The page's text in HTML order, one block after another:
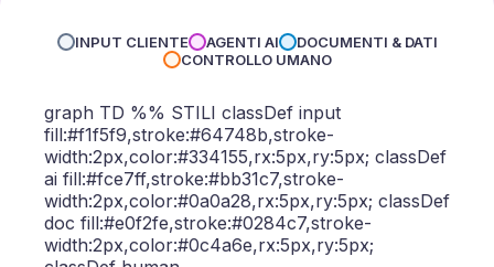
INPUT CLIENTE AGENTI AI
DOCUMENTI & DATI
CONTROLLO UMANO
graph TD %% STILI classDef input
fill:#f1f5f9,stroke:#64748b,stroke-
width:2px,color:#334155,rx:5px,ry:5px; classDef
ai fill:#fce7ff,stroke:#bb31c7,stroke-
width:2px,color:#0a0a28,rx:5px,ry:5px; classDef
doc fill:#e0f2fe,stroke:#0284c7,stroke-
width:2px,color:#0c4a6e,rx:5px,ry:5px;